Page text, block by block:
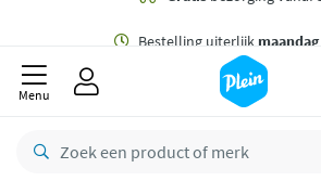
Bestelling uiterlijkmaandag
retourneren
Menu